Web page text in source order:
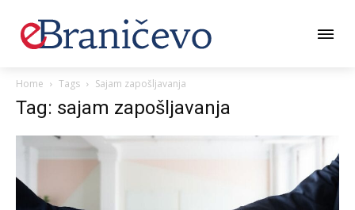
Home Tags Sajam zapošljavanja
Tag: sajam zapošljavanja